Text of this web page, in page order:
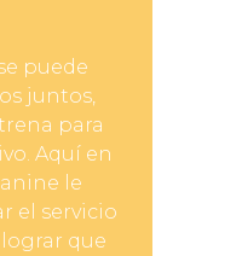
puede
juntos,
para
Aquí en
le
el servicio
que